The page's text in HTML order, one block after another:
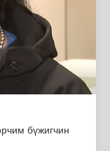
бүжигчин